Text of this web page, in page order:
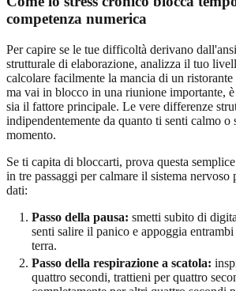
competenza numerica
Per capire se le tue difficoltà derivano
strutturale di elaborazione, analizza il tuo
calcolare facilmente la mancia di un ristorante
ma vai in blocco in una riunione importante,
sia il fattore principale. Le vere differenze
indipendentemente da quanto ti senti calmo o
momento.
Se ti capita di bloccarti, prova questa
in tre passaggi per calmare il sistema
dati:
Passo della pausa: smetti subito di
senti salire il panico e appoggia
terra.
Passo della respirazione a scatola:
quattro secondi, trattieni per quattro